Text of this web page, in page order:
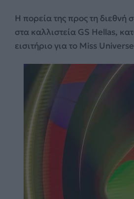
Η πορεία της προς τη διεθνή
στα καλλιστεία GS Hellas,
εισιτήριο για το Miss